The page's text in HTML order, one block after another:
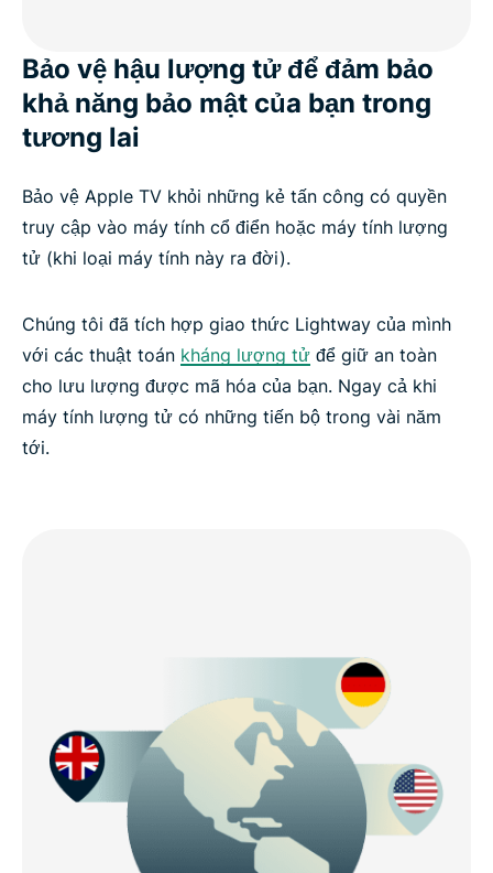
Bảo vệ hậu lượng tử để đảm bảo
khả năng bảo mật của bạn trong
tương lai
Bảo vệ Apple TV khỏi những kẻ tấn công có quyền
truy cập vào máy tính cổ điển hoặc máy tính lượng
tử (khi loại máy tính này ra đời).
Chúng tôi đã tích hợp giao thức Lightway của mình
với các thuật toán kháng lượng tử để giữ an toàn
cho lưu lượng được mã hóa của bạn. Ngay cả khi
máy tính lượng tử có những tiến bộ trong vài năm
tới.